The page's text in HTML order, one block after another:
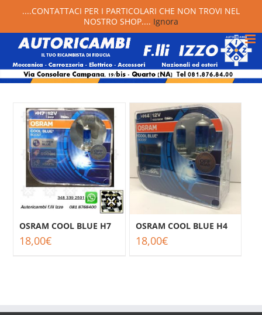
OSRAM COOL BLUE H7
18,00€
OSRAM COOL BLUE H4
18,00€
....CONTATTACI PER I PARTICOLARI CHE NON TROVI NEL
NOSTRO SHOP.... Ignora